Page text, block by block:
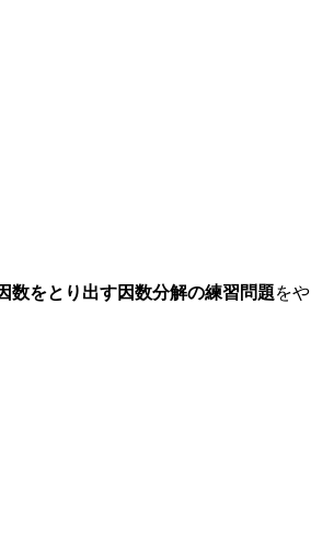
数をとり出す因数分解の練習問題をや